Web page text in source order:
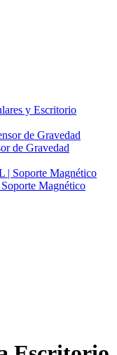
y Escritorio
de Gravedad
Magnético